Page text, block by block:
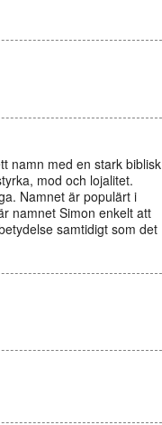
namn med en stark biblisk
mod och lojalitet.
Namnet är populärt i
namnet Simon enkelt att
samtidigt som det